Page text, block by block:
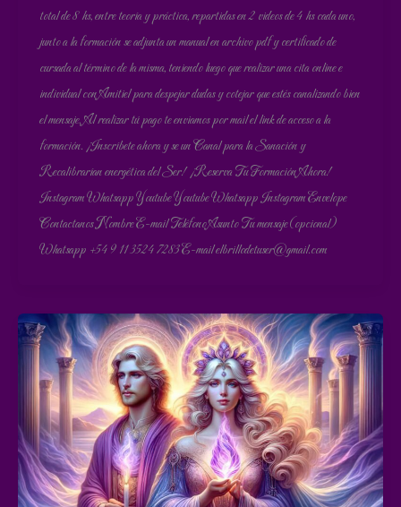
total de 8 hs, entre teoría y práctica, repartidas en 2 videos de 4 hs cada uno,
junto a la formación se adjunta un manual en archivo pdf y certificado de
cursada al término de la misma, teniendo luego que realizar una cita online e
individual con Amitiel para despejar dudas y cotejar que estés canalizando bien
el mensaje. Al realizar tú pago te enviamos por mail el link de acceso a la
formación. ¡Inscríbete ahora y se un Canal para la Sanación y
Recalibrarían energética del Ser! ¡Reserva Tu Formación Ahora!
Instagram Whatsapp Youtube Youtube Whatsapp Instagram Envelope
Contactanos Nombre E-mail Teléfono Asunto Tu mensaje (opcional)
Whatsapp +54 9 11 3524 7283 E-mail elbrillodetuser@gmail.com